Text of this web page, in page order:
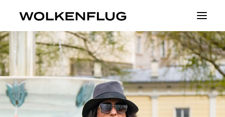
Theater
Fluid Identities
Visible